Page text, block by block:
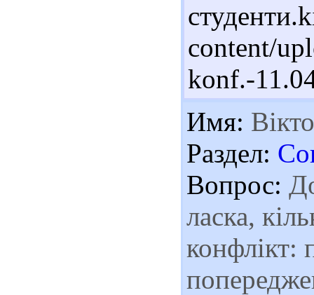
content/
konf.-
Имя:
Раздел:
Вопрос:
ласка,